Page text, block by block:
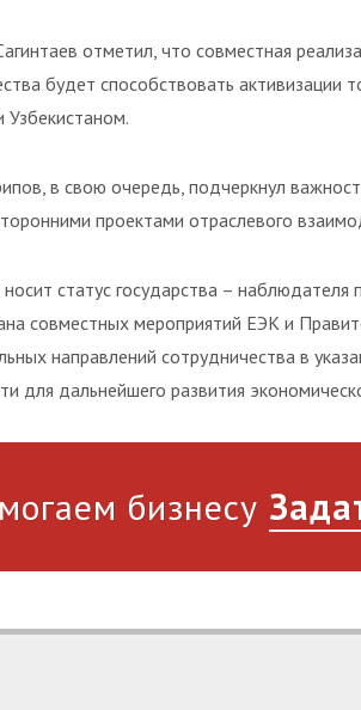
отметил, что совместная
будет способствовать активизации
Узбекистаном.
в свою очередь, подчеркнул
проектами отраслевого
носит статус государства –
совместных мероприятий ЕЭК и
направлений сотрудничества в
для дальнейшего развития
бизнесу